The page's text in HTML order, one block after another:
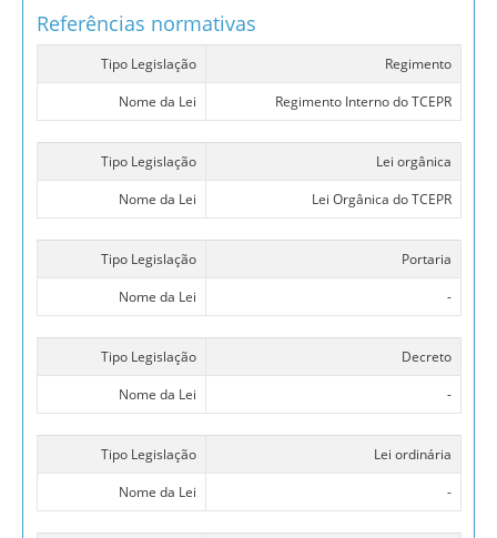
Referências normativas
Tipo Legislação
Regimento
Nome da Lei
Regimento Interno do TCEPR
Tipo Legislação
Lei orgânica
Nome da Lei
Lei Orgânica do TCEPR
Tipo Legislação
Portaria
Nome da Lei
-
Tipo Legislação
Decreto
Nome da Lei
-
Tipo Legislação
Lei ordinária
Nome da Lei
-